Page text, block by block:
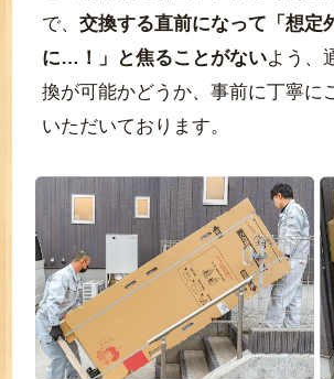
で、 交換する直前になって「想定
に…！」と焦ることがないよう、
換が可能かどうか、事前に丁寧に
いただいております。